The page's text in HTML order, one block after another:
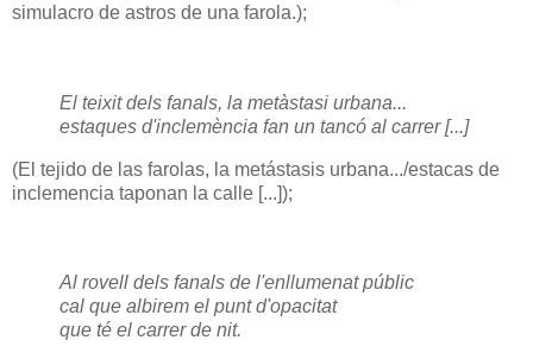
simulacro de astros de una farola.);
El teixit dels fanals, la metàstasi urbana...
estaques d'inclemència fan un tancó al carrer [...]
(El tejido de las farolas, la metástasis urbana.../estacas de
inclemencia taponan la calle [...]);
Al rovell dels fanals de l'enllumenat públic
cal que albirem el punt d'opacitat
que té el carrer de nit.